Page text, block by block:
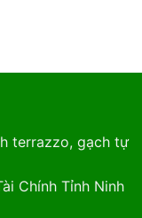
terrazzo, gạch tự
Chính Tỉnh Ninh